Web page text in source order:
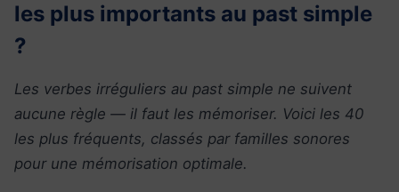
les plus importants au past simple
?
Les verbes irréguliers au past simple ne suivent
aucune règle — il faut les mémoriser. Voici les 40
les plus fréquents, classés par familles sonores
pour une mémorisation optimale.